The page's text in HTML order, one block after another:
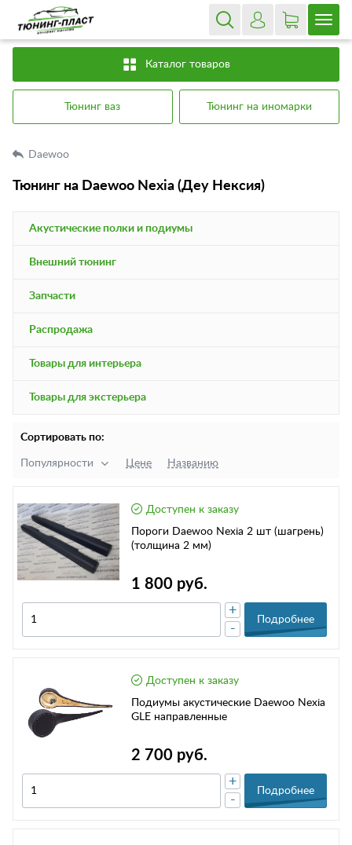
Каталог товаров
Тюнинг ваз Тюнинг на иномарки
Daewoo
Тюнинг на Daewoo Nexia (Деу Нексия)
Акустические полки и подиумы
Внешний тюнинг
Запчасти
Распродажа
Товары для интерьера
Товары для экстерьера
Сортировать по:
Популярности Цене Названию
Доступен к заказу
Пороги Daewoo Nexia 2 шт (шагрень)
(толщина 2 мм)
1 800 руб.
-
+
Подробнее
Доступен к заказу
Подиумы акустические Daewoo Nexia
GLE направленные
2 700 руб.
-
+
Подробнее